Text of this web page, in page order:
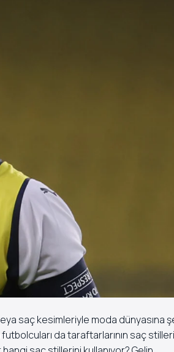
saç kesimleriyle moda dünyasına
da taraftarlarının saç stilleri